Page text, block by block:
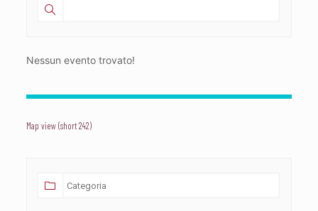
Nessun evento trovato!
Map view (short 242)